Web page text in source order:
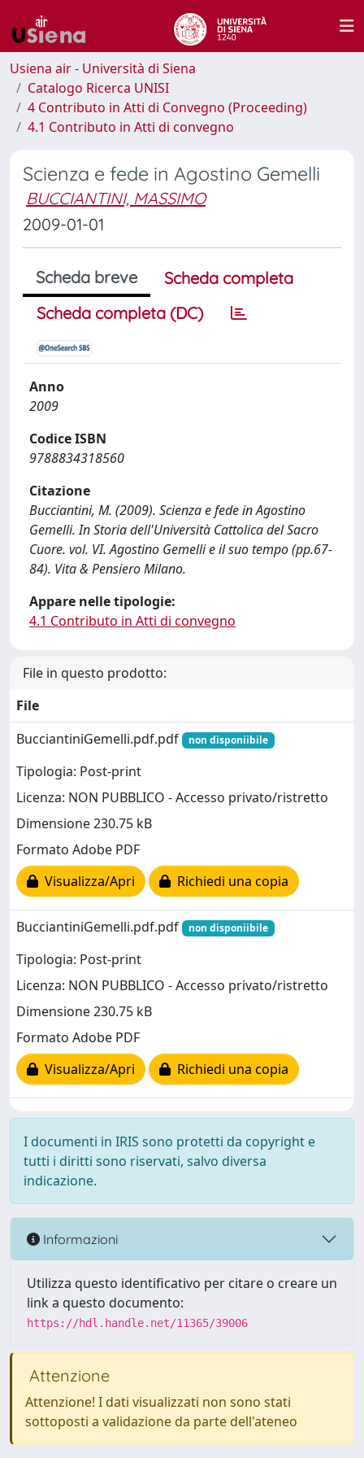
Usiena air - Università di Siena
Catalogo Ricerca UNISI
4 Contributo in Atti di Convegno (Proceeding)
4.1 Contributo in Atti di convegno
Scienza e fede in Agostino Gemelli
BUCCIANTINI, MASSIMO
2009-01-01
Scheda breve
Scheda completa
Scheda completa (DC)
Anno
2009
Codice ISBN
9788834318560
Citazione
Bucciantini, M. (2009). Scienza e fede in Agostino
Gemelli. In Storia dell'Università Cattolica del Sacro
Cuore. vol. VI. Agostino Gemelli e il suo tempo (pp.67-
84). Vita & Pensiero Milano.
Appare nelle tipologie:
4.1 Contributo in Atti di convegno
File in questo prodotto:
File
BucciantiniGemelli.pdf.pdf
non disponiibile
Tipologia: Post-print
Licenza: NON PUBBLICO - Accesso privato/ristretto
Dimensione 230.75 kB
Formato Adobe PDF
Visualizza/Apri
Richiedi una copia
BucciantiniGemelli.pdf.pdf non disponiibile
Tipologia: Post-print
Licenza: NON PUBBLICO - Accesso privato/ristretto
Dimensione 230.75 kB
Formato Adobe PDF
Visualizza/Apri
Richiedi una copia
I documenti in IRIS sono protetti da copyright e
tutti i diritti sono riservati, salvo diversa
indicazione.
Informazioni
Utilizza questo identificativo per citare o creare un
link a questo documento:
https://hdl.handle.net/11365/39006
Attenzione
Attenzione! I dati visualizzati non sono stati
sottoposti a validazione da parte dell'ateneo